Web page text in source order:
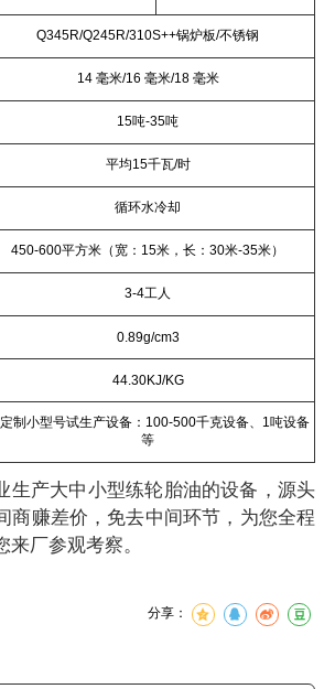
Q345R/Q245R/310S++锅炉板/不锈钢
14 毫米/16 毫米/18 毫米
15吨-35吨
平均15千瓦/时
循环水冷却
450-600平方米（宽：15米，长：30米-35米）
3-4工人
0.89g/cm3
44.30KJ/KG
制小型号试生产设备：100-500千克设备、1吨设备
等
生产大中小型练轮胎油的设备，源头
商赚差价，免去中间环节，为您全程
厂参观考察。
分享：